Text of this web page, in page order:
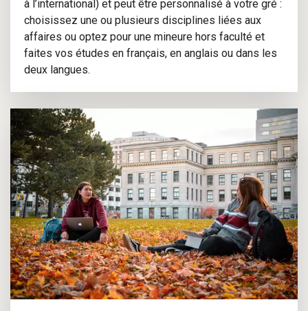
à l’international) et peut être personnalisé à votre gré :
choisissez une ou plusieurs disciplines liées aux
affaires ou optez pour une mineure hors faculté et
faites vos études en français, en anglais ou dans les
deux langues.